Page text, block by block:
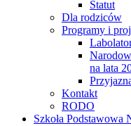
Statut
Dla rodziców
Programy i
na lata
Kontakt
RODO
Szkoła Podstawowa